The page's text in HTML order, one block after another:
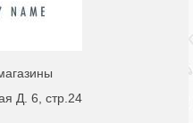
Д. 6, стр.24